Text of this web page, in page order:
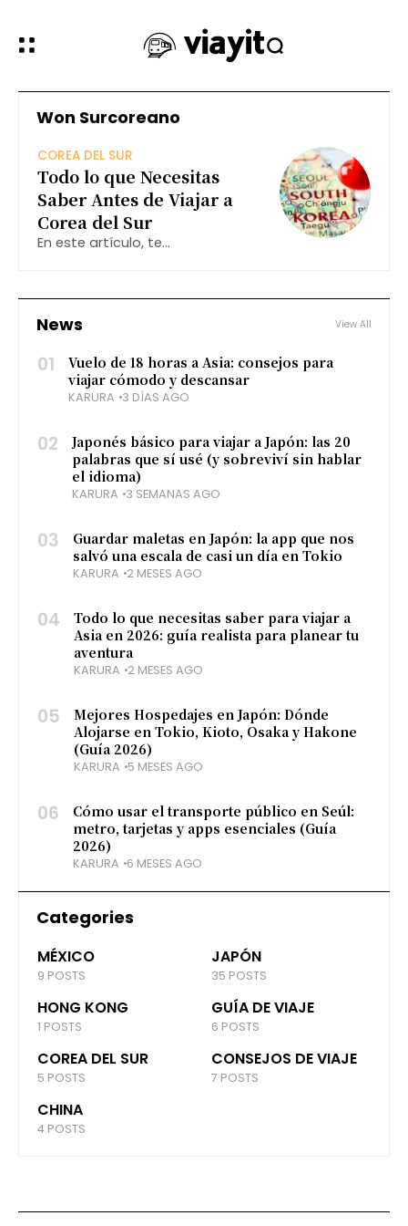
Won Surcoreano
COREA DEL SUR
Todo lo que Necesitas
Saber Antes de Viajar a
Corea del Sur
En este artículo, te
para que tu visita a Corea del Sur
sea inolvidable.
News View All
01
Vuelo de 18 horas a Asia: consejos para
viajar cómodo y descansar
KARURA 3 DÍAS AGO
02
Japonés básico para viajar a Japón: las 20
palabras que sí usé (y sobreviví sin hablar
el idioma)
KARURA 3 SEMANAS AGO
03
Guardar maletas en Japón: la app que nos
salvó una escala de casi un día en Tokio
KARURA 2 MESES AGO
04
Todo lo que necesitas saber para viajar a
Asia en 2026: guía realista para planear tu
aventura
KARURA 2 MESES AGO
05
Mejores Hospedajes en Japón: Dónde
Alojarse en Tokio, Kioto, Osaka y Hakone
(Guía 2026)
KARURA 5 MESES AGO
06
Cómo usar el transporte público en Seúl:
metro, tarjetas y apps esenciales (Guía
2026)
KARURA 6 MESES AGO
Categories
MÉXICO
9 POSTS
JAPÓN
35 POSTS
HONG KONG
1 POSTS
GUÍA DE VIAJE
6 POSTS
COREA DEL SUR
5 POSTS
CONSEJOS DE VIAJE
7 POSTS
CHINA
4 POSTS